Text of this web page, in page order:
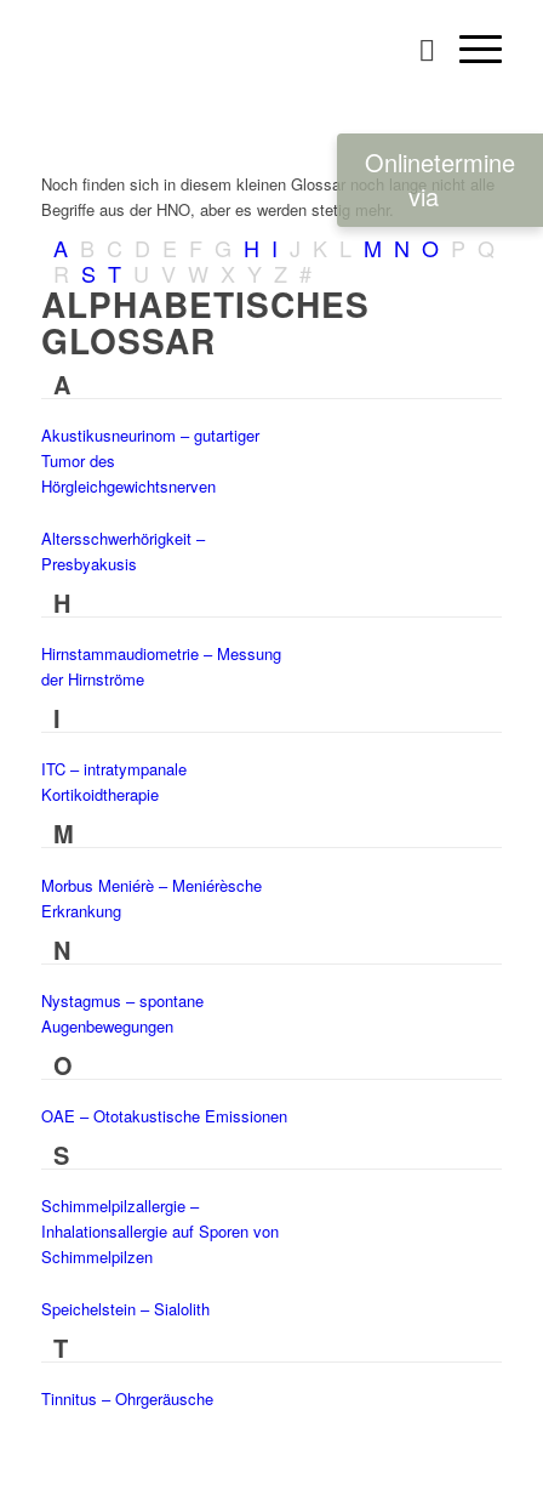
Noch finden sich in diesem kleinen Glossar noch lange nicht alle
Begriffe aus der HNO, aber es werden stetig mehr.
A B C D E F G H I J K L M N O P Q
R S T U V W X Y Z #
ALPHABETISCHES
GLOSSAR
A
Akustikusneurinom – gutartiger
Tumor des
Hörgleichgewichtsnerven
Altersschwerhörigkeit –
Presbyakusis
H
Hirnstammaudiometrie – Messung
der Hirnströme
I
ITC – intratympanale
Kortikoidtherapie
M
Morbus Meniérè – Meniérèsche
Erkrankung
N
Nystagmus – spontane
Augenbewegungen
O
OAE – Ototakustische Emissionen
S
Schimmelpilzallergie –
Inhalationsallergie auf Sporen von
Schimmelpilzen
Speichelstein – Sialolith
T
Tinnitus – Ohrgeräusche
Onlinetermine
via